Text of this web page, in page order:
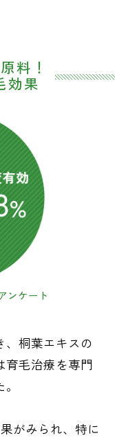
料！
効果
、桐葉エキスの
育毛治療を専門
がみられ、特に
ンケート